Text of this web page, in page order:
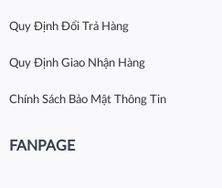
Quy Định Đổi Trả Hàng
Quy Định Giao Nhận Hàng
Chính Sách Bảo Mật Thông Tin
FANPAGE